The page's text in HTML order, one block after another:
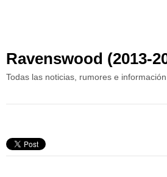
Ravenswood (2013-
Todas las noticias, rumores e